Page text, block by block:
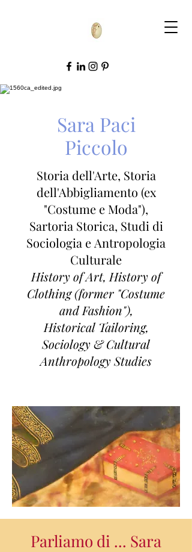
Sara Paci
Piccolo
Storia dell'Arte, Storia
dell'Abbigliamento (ex
"Costume e Moda"),
Sartoria Storica, Studi di
Sociologia e Antropologia
Culturale
History of Art, History of
Clothing (former "Costume
and Fashion"),
Historical Tailoring,
Sociology &Cultural
Anthropology Studies
Parliamo di ... Sara